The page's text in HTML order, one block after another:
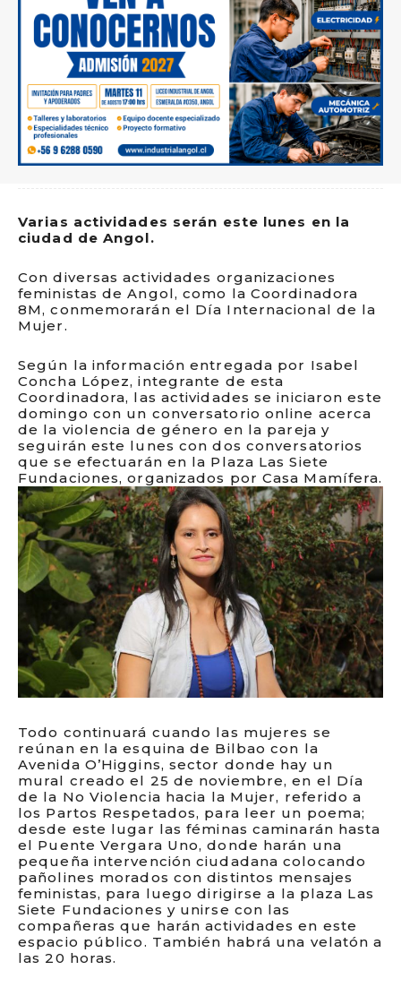
Varias actividades serán este lunes en la
ciudad de Angol.
Con diversas actividades organizaciones
feministas de Angol, como la Coordinadora
8M, conmemorarán el Día Internacional de la
Mujer.
Según la información entregada por Isabel
Concha López, integrante de esta
Coordinadora, las actividades se iniciaron este
domingo con un conversatorio online acerca
de la violencia de género en la pareja y
seguirán este lunes con dos conversatorios
que se efectuarán en la Plaza Las Siete
Fundaciones, organizados por Casa Mamífera.
Todo continuará cuando las mujeres se
reúnan en la esquina de Bilbao con la
Avenida O’Higgins, sector donde hay un
mural creado el 25 de noviembre, en el Día
de la No Violencia hacia la Mujer, referido a
los Partos Respetados, para leer un poema;
desde este lugar las féminas caminarán hasta
el Puente Vergara Uno, donde harán una
pequeña intervención ciudadana colocando
pañolines morados con distintos mensajes
feministas, para luego dirigirse a la plaza Las
Siete Fundaciones y unirse con las
compañeras que harán actividades en este
espacio público. También habrá una velatón a
las 20 horas.